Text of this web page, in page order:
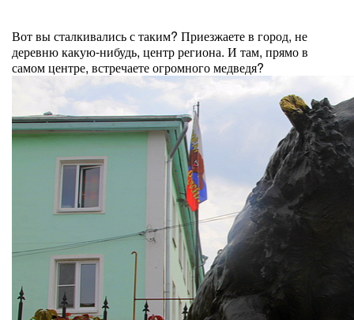
Вот вы сталкивались с таким? Приезжаете в город, не
деревню какую-нибудь, центр региона. И там, прямо в
самом центре, встречаете огромного медведя?